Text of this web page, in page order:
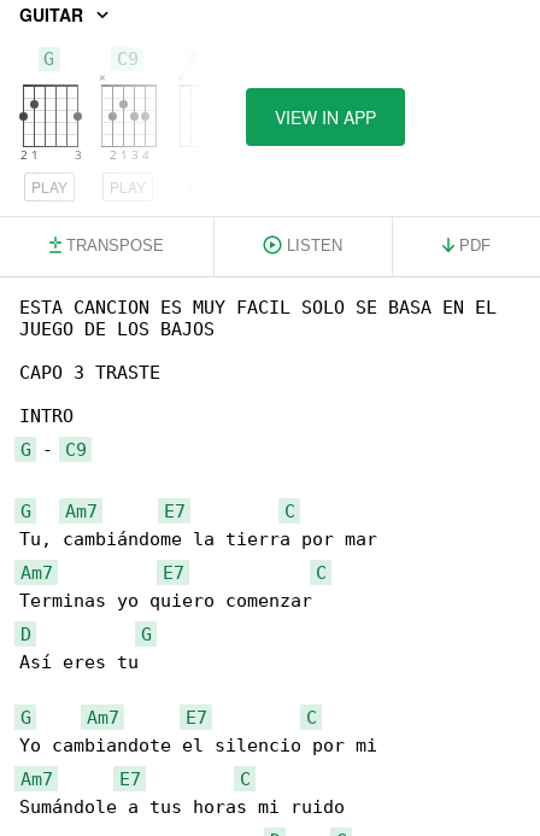
GUITAR
G
PLAY
C9
PLAY
VIEW IN APP
TRANSPOSE LISTEN PDF
ESTA CANCION ES MUY FACIL SOLO SE BASA EN EL
JUEGO DE LOS BAJOS
CAPO 3 TRASTE
G - C9
G Am7 E7
C
Am7
E7
C
D
G
Así eres tu
G Am7 E7
C
Am7
E7
C
Sumándole a tus horas mi ruido